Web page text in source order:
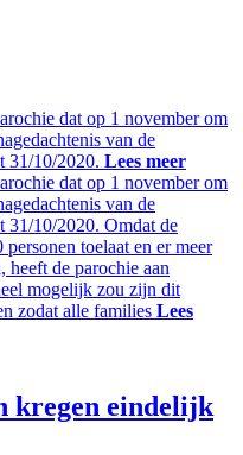
dat op 1 november om
van de
31/10/2020. Lees meer
dat op 1 november om
van de
31/10/2020. Omdat de
toelaat en er meer
heeft de parochie aan
mogelijk zou zijn dit
zodat alle families Lees
kregen eindelijk